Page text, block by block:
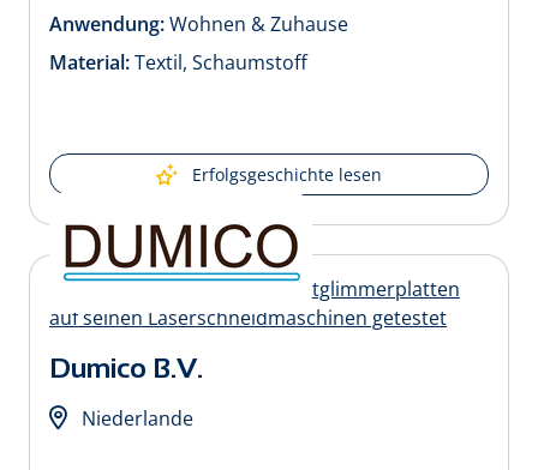
Anwendung:Wohnen & Zuhause
Material:Textil, Schaumstoff
Erfolgsgeschichte lesen
Dumico B.V.
Niederlande